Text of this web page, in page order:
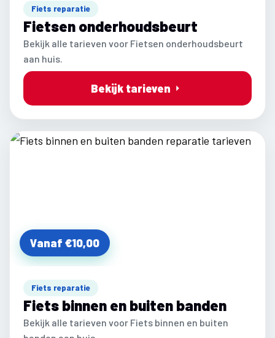
Fiets reparatie
Fietsen onderhoudsbeurt
Bekijk alle tarieven voor Fietsen onderhoudsbeurt
aan huis.
Bekijk tarieven
Vanaf €10,00
Fiets reparatie
Fiets binnen en buiten banden
Bekijk alle tarieven voor Fiets binnen en buiten